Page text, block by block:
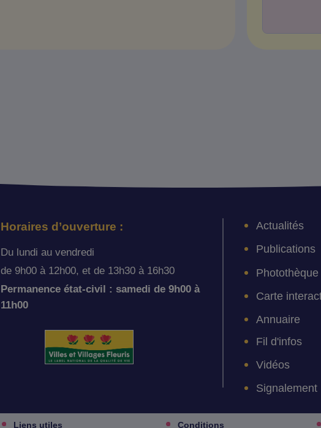
Horaires d’ouverture :
Du lundi au vendredi
de 9h00 à 12h00, et de 13h30 à 16h30
Permanence état-civil : samedi de 9h00 à
11h00
Actualités
Publications
Photothèque
Carte
Annuaire
Fil d'infos
Vidéos
Signalement
Liens utiles Conditions